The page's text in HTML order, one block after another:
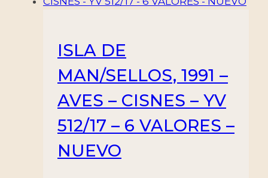
ISLA DE
MAN/SELLOS, 1991 –
AVES – CISNES – YV
512/17 – 6 VALORES –
NUEVO